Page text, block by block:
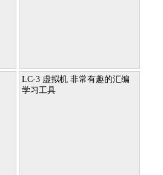
LC-3 虚拟机 非常有趣的汇编
学习工具